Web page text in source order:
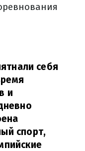
себя
и
спорт,